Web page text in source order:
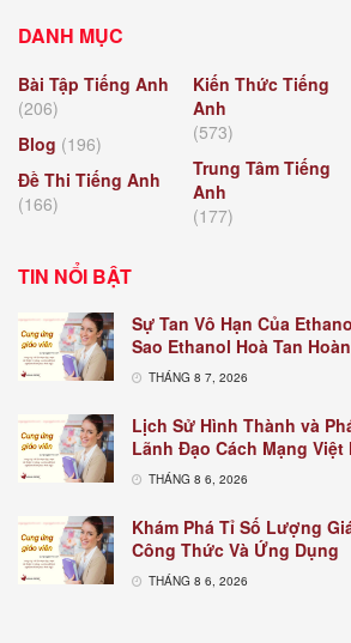
DANH MỤC
Bài Tập Tiếng Anh
(206)
Blog (196)
Đề Thi Tiếng Anh
(166)
Kiến Thức Tiếng
Anh
(573)
Trung Tâm Tiếng
Anh
(177)
TIN NỔI BẬT
Sự Tan Vô Hạn Của
Sao Ethanol Hoà Tan
THÁNG 8 7, 2026
Lịch Sử Hình Thành và
Lãnh Đạo Cách Mạng Việt
THÁNG 8 6, 2026
Khám Phá Tỉ Số Lượng
Công Thức Và Ứng Dụng
THÁNG 8 6, 2026